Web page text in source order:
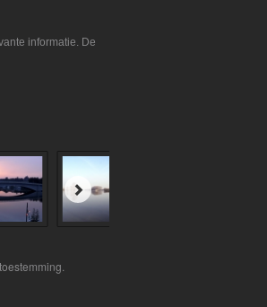
informatie. De